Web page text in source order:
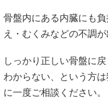
骨盤内にある内臓にも
え・むくみなどの不調
しっかり正しい骨盤に
わからない、という方
に一度ご相談ください。